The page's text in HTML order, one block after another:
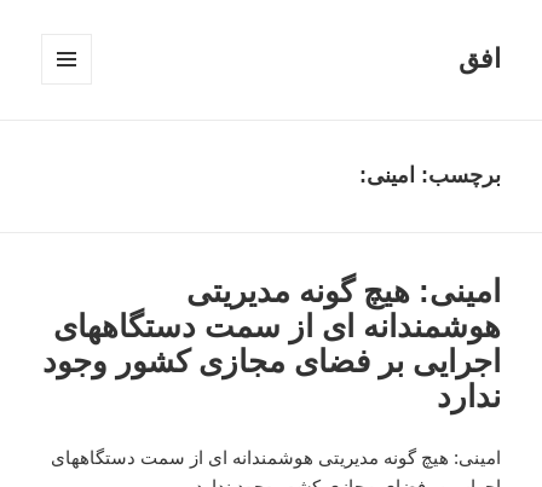
افق
برچسب: امینی:
امینی: هیچ گونه مدیریتی
هوشمندانه ای از سمت دستگاههای
اجرایی بر فضای مجازی کشور وجود
ندارد
امینی: هیچ گونه مدیریتی هوشمندانه ای از سمت دستگاههای